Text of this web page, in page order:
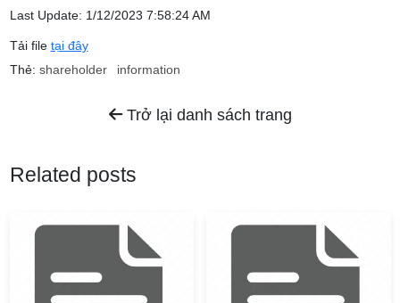
Last Update: 1/12/2023 7:58:24 AM
Tải file tại đây
Thẻ: shareholder information
Trở lại danh sách trang
Related posts